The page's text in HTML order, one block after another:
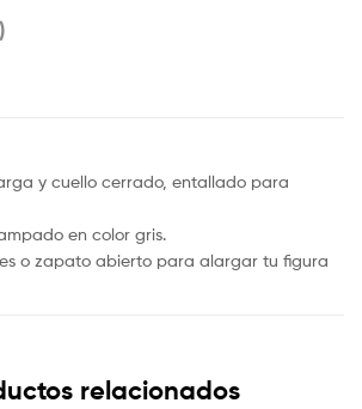
y cuello cerrado, entallado para
en color gris.
o zapato abierto para alargar tu figura
relacionados